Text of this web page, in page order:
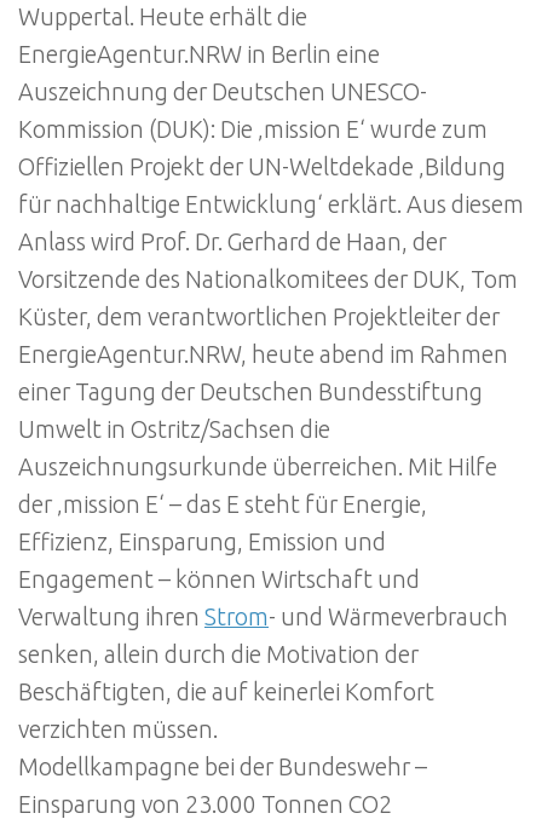
Wuppertal. Heute erhält die
EnergieAgentur.NRW in Berlin eine
Auszeichnung der Deutschen UNESCO-
Kommission (DUK): Die ‚mission E‘ wurde zum
Offiziellen Projekt der UN-Weltdekade ‚Bildung
für nachhaltige Entwicklung‘ erklärt. Aus diesem
Anlass wird Prof. Dr. Gerhard de Haan, der
Vorsitzende des Nationalkomitees der DUK, Tom
Küster, dem verantwortlichen Projektleiter der
EnergieAgentur.NRW, heute abend im Rahmen
einer Tagung der Deutschen Bundesstiftung
Umwelt in Ostritz/Sachsen die
Auszeichnungsurkunde überreichen. Mit Hilfe
der ‚mission E‘ – das E steht für Energie,
Effizienz, Einsparung, Emission und
Engagement – können Wirtschaft und
Verwaltung ihren Strom- und Wärmeverbrauch
senken, allein durch die Motivation der
Beschäftigten, die auf keinerlei Komfort
verzichten müssen.
Modellkampagne bei der Bundeswehr –
Einsparung von 23.000 Tonnen CO2